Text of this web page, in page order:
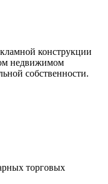
конструкции
недвижимом
собственности.
торговых